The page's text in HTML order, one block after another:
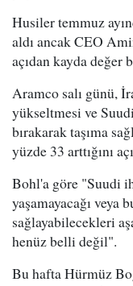
Husiler temmuz
aldı ancak CEO
açıdan kayda değer
Aramco salı günü,
yükseltmesi ve
bırakarak taşıma
yüzde 33 arttığını
Bohl'a göre "Suudi
yaşamayacağı veya
sağlayabilecekleri
henüz belli değil".
Bu hafta Hürmüz